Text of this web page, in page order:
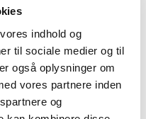
indhold og
til sociale medier og til
også oplysninger om
vores partnere inden
og
, Taurus 3-1,Taurus 3-1
koldt/varmt vand